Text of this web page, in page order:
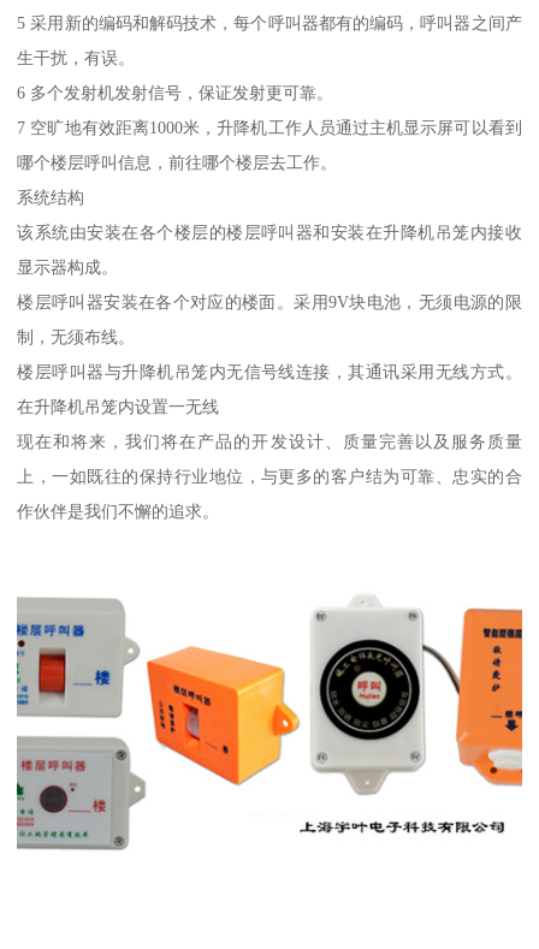
5 采用新的编码和解码技术，每个呼叫器都有的编码，呼叫器之间产
生干扰，有误。
6 多个发射机发射信号，保证发射更可靠。
7 空旷地有效距离1000米，升降机工作人员通过主机显示屏可以看到
哪个楼层呼叫信息，前往哪个楼层去工作。
系统结构
该系统由安装在各个楼层的楼层呼叫器和安装在升降机吊笼内接收
显示器构成。
楼层呼叫器安装在各个对应的楼面。采用9V块电池，无须电源的限
制，无须布线。
楼层呼叫器与升降机吊笼内无信号线连接，其通讯采用无线方式。
在升降机吊笼内设置一无线
现在和将来，我们将在产品的开发设计、质量完善以及服务质量
上，一如既往的保持行业地位，与更多的客户结为可靠、忠实的合
作伙伴是我们不懈的追求。